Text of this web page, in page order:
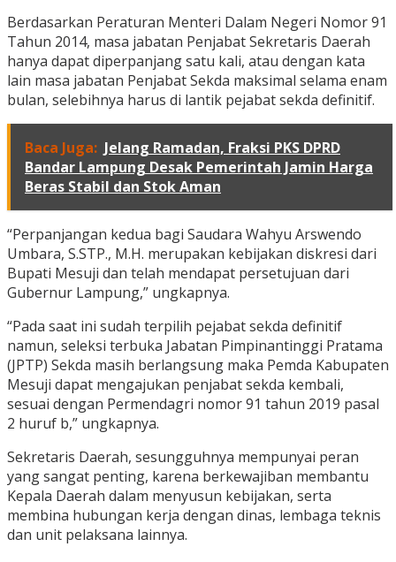
Berdasarkan Peraturan Menteri Dalam Negeri Nomor 91
Tahun 2014, masa jabatan Penjabat Sekretaris Daerah
hanya dapat diperpanjang satu kali, atau dengan kata
lain masa jabatan Penjabat Sekda maksimal selama enam
bulan, selebihnya harus di lantik pejabat sekda definitif.
Baca Juga: Jelang Ramadan, Fraksi PKS DPRD
Bandar Lampung Desak Pemerintah Jamin Harga
Beras Stabil dan Stok Aman
“Perpanjangan kedua bagi Saudara Wahyu Arswendo
Umbara, S.STP., M.H. merupakan kebijakan diskresi dari
Bupati Mesuji dan telah mendapat persetujuan dari
Gubernur Lampung,” ungkapnya.
“Pada saat ini sudah terpilih pejabat sekda definitif
namun, seleksi terbuka Jabatan Pimpinantinggi Pratama
(JPTP) Sekda masih berlangsung maka Pemda Kabupaten
Mesuji dapat mengajukan penjabat sekda kembali,
sesuai dengan Permendagri nomor 91 tahun 2019 pasal
2 huruf b,” ungkapnya.
Sekretaris Daerah, sesungguhnya mempunyai peran
yang sangat penting, karena berkewajiban membantu
Kepala Daerah dalam menyusun kebijakan, serta
membina hubungan kerja dengan dinas, lembaga teknis
dan unit pelaksana lainnya.